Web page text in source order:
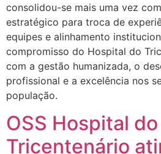
consolidou-se mais uma vez
estratégico para troca de
equipes e alinhamento
compromisso do Hospital do
com a gestão humanizada, o
profissional e a excelência nos
população.
OSS Hospital do
Tricentenário